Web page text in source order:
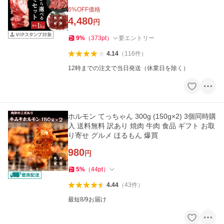
6%OFF価格
4,480円
9% （373pt） 要エントリー
4.14（ 116件）
12時までの注文で当日発送（休業日を除く）
ホルモン てっちゃん 300g (150g×2) 3個同時購
入 送料無料 訳あり 焼肉 牛肉 食品 ギフト お取
り寄せ グルメ ほるもん 爆買
980円
5% （44pt）
4.44（43件）
最短8/9お届け